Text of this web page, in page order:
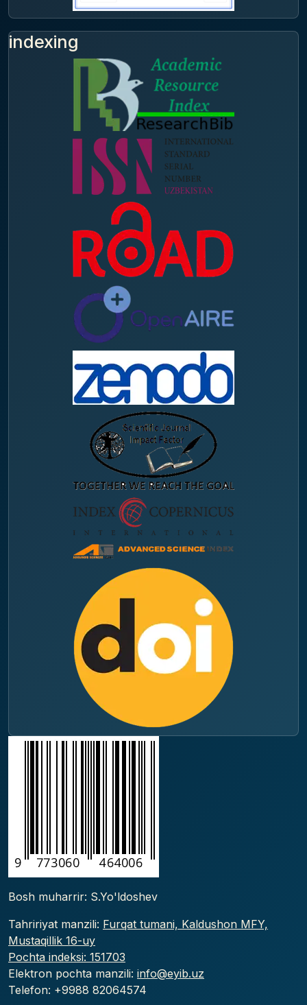
indexing
Bosh muharrir: S.Yo'ldoshev
Tahririyat manzili: Furqat tumani, Kaldushon MFY,
Mustaqillik 16-uy
Pochta indeksi: 151703
Elektron pochta manzili: info@eyib.uz
Telefon: +9988 82064574